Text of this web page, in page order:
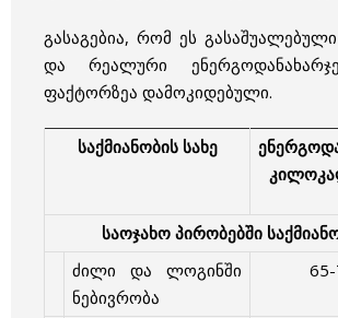
გასაგებია, რომ ეს გასაშუალებული
და რეალური
ფაქტორზეა დამოკიდებული.
საქმიანობის სახე
საოჯახო პირობებში
ძილი და ლოგინში
ნებივრობა